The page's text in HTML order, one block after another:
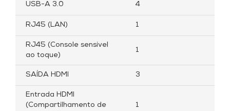
USB-A 3.0 4
RJ45 (LAN) 1
RJ45 (Console sensível
ao toque)
1
SAÍDA HDMI 3
Entrada HDMI
(Compartilhamento de
1